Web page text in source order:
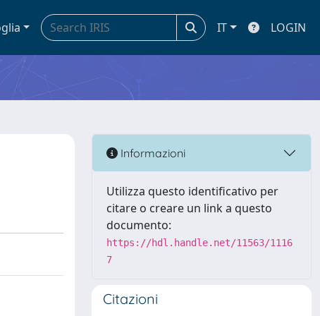
IT LOGIN
Informazioni
Utilizza questo identificativo per
citare o creare un link a questo
documento:
https://hdl.handle.net/11563/1116
7
Citazioni